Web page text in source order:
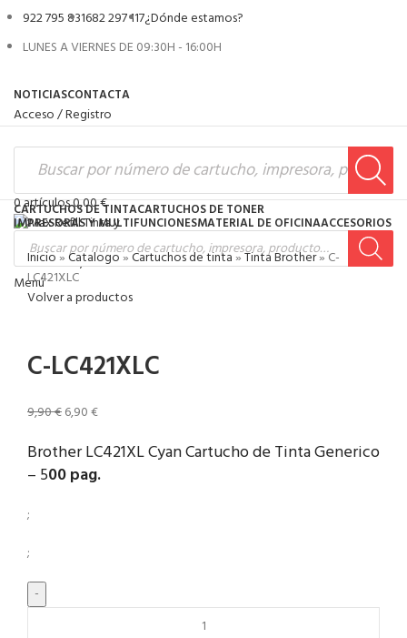
922 795 831682 297 117¿Dónde estamos?
LUNES A VIERNES DE 09:30H - 16:00H
NOTICIASCONTACTA
Acceso / Registro
0artículos0,00€
0artículos0,00€
Menú
CARTUCHOS DE TINTACARTUCHOS DE TONER
IMPRESORAS Y MULTIFUNCIONESMATERIAL DE OFICINAACCESORIOS
Inicio»Catalogo»Cartuchos de tinta»Tinta Brother»C-
LC421XLC
Volver a productos
C-LC421XLC
9,90€6,90€
Brother LC421XL Cyan Cartucho de Tinta Generico
– 500 pag.
;
;